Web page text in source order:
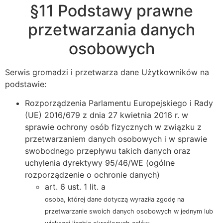
§11 Podstawy prawne
przetwarzania danych
osobowych
Serwis gromadzi i przetwarza dane Użytkowników na
podstawie:
Rozporządzenia Parlamentu Europejskiego i Rady
(UE) 2016/679 z dnia 27 kwietnia 2016 r. w
sprawie ochrony osób fizycznych w związku z
przetwarzaniem danych osobowych i w sprawie
swobodnego przepływu takich danych oraz
uchylenia dyrektywy 95/46/WE (ogólne
rozporządzenie o ochronie danych)
art. 6 ust. 1 lit. a
osoba, której dane dotyczą wyraziła zgodę na
przetwarzanie swoich danych osobowych w jednym lub